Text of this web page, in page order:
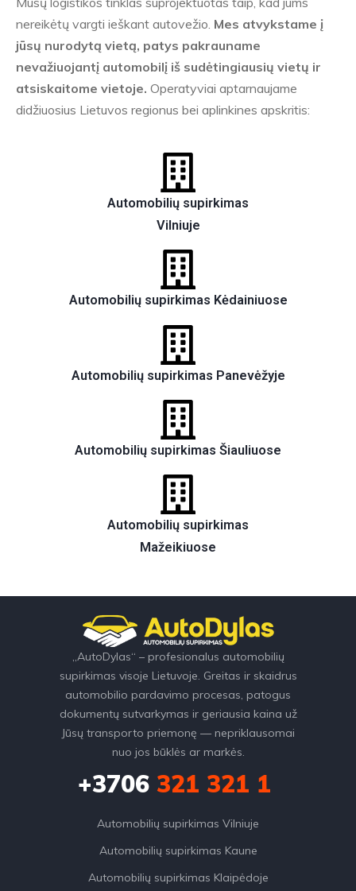
nereikėtų vargti ieškant autovežio. Mes atvykstame į
jūsų nurodytą vietą, patys pakrauname
nevažiuojantį automobilį iš sudėtingiausių vietų ir
atsiskaitome vietoje. Operatyviai aptarnaujame
didžiuosius Lietuvos regionus bei aplinkines apskritis:
Automobilių supirkimas
Vilniuje
Automobilių supirkimas Kėdainiuose
Automobilių supirkimas Panevėžyje
Automobilių supirkimas Šiauliuose
Automobilių supirkimas
Mažeikiuose
„AutoDylas“ – profesionalus automobilių
supirkimas visoje Lietuvoje. Greitas ir skaidrus
automobilio pardavimo procesas, patogus
dokumentų sutvarkymas ir geriausia kaina už
Jūsų transporto priemonę — nepriklausomai
nuo jos būklės ar markės.
+3706321 321 1
Automobilių supirkimas Vilniuje
Automobilių supirkimas Kaune
Automobilių supirkimas Klaipėdoje